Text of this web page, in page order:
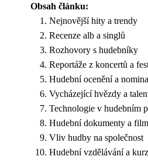
Obsah článku:
Nejnovější hity a trendy
Recenze alb a singlů
Rozhovory s hudebníky
Reportáže z koncertů a
Hudební ocenění a
Vycházející hvězdy a
Technologie v hudebním
Hudební dokumenty a
Vliv hudby na společnost
Hudební vzdělávání a